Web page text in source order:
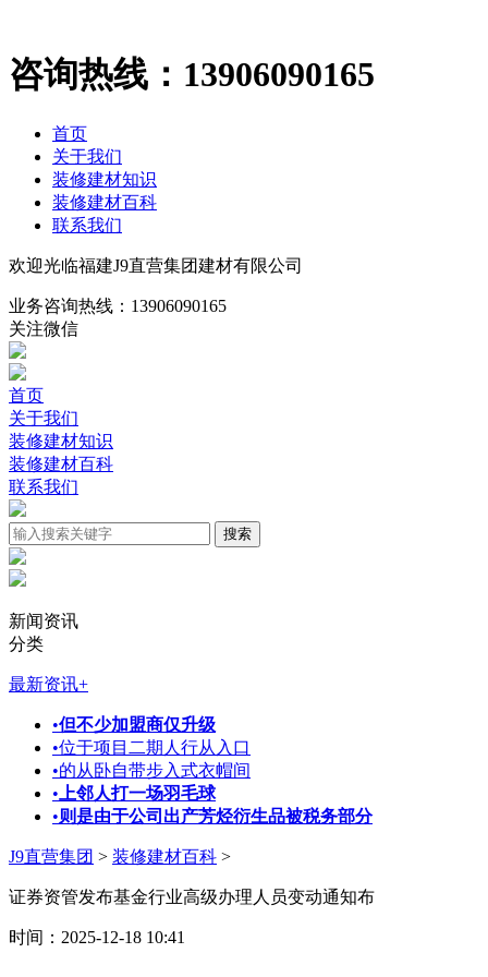
咨询热线： 13906090165
首页
关于我们
装修建材知识
装修建材百科
联系我们
欢迎光临福建J9直营集团建材有限公司
业务咨询热线： 13906090165
关注微信
首页
关于我们
装修建材知识
装修建材百科
联系我们
新闻资讯
分类
最新资讯+
•但不少加盟商仅升级
•位于项目二期人行从入口
•的从卧自带步入式衣帽间
• 上邻人打一场羽毛球
•则是由于公司出产芳烃衍生品被税务部分
J9直营集团 > 装修建材百科 >
证券资管发布基金行业高级办理人员变动通知布
时间：2025-12-18 10:41